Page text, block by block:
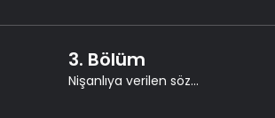
3. Bölüm
Nişanlıya verilen söz...